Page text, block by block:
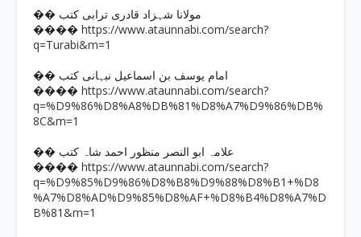
�� مولانا شہزاد قادری ترابی کتب
���� https://www.ataunnabi.com/search?
q=Turabi&m=1
�� امام یوسف بن اسماعیل نبہانی کتب
���� https://www.ataunnabi.com/search?
q=%D9%86%D8%A8%DB%81%D8%A7%D9%86%DB%
8C&m=1
�� علامہ ابو النصر منظور احمد شاہ کتب
���� https://www.ataunnabi.com/search?
q=%D9%85%D9%86%D8%B8%D9%88%D8%B1+%D8
%A7%D8%AD%D9%85%D8%AF+%D8%B4%D8%A7%D
B%81&m=1